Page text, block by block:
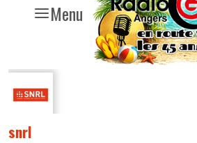
Menu
snrl